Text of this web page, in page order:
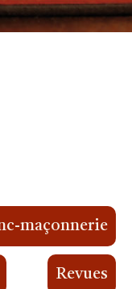
maçonnerie
Revues